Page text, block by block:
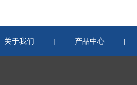
关于我们 | 产品中心 |